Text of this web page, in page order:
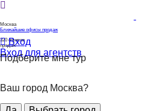
Москва
Ближайшие офисы продаж
320 офисов
продаж
Вход
Вход для агентств
Подберите мне тур
Ваш город Москва?